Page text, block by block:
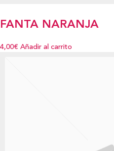
FANTA NARANJA
4,00€ Añadir al carrito